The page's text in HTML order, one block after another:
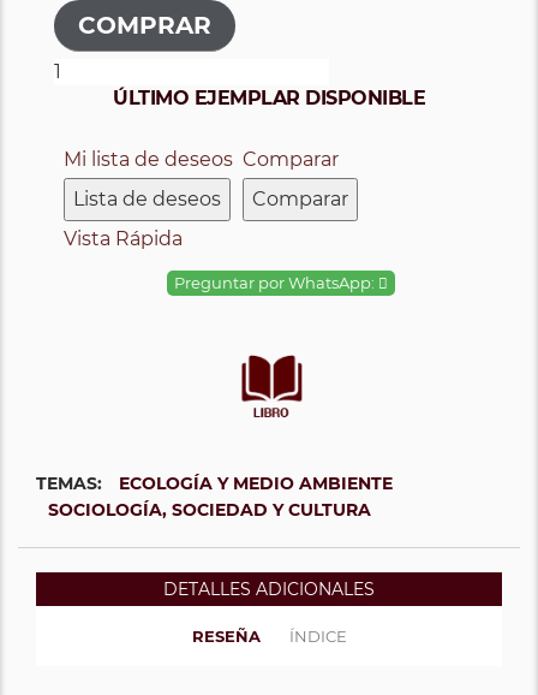
ÚLTIMO EJEMPLAR DISPONIBLE
Mi lista de deseos
Lista de deseos
Comparar
Comparar
Vista Rápida
Preguntar por WhatsApp:
TEMAS:
ECOLOGÍA Y MEDIO AMBIENTE
SOCIOLOGÍA, SOCIEDAD Y CULTURA
DETALLES ADICIONALES
RESEÑA ÍNDICE